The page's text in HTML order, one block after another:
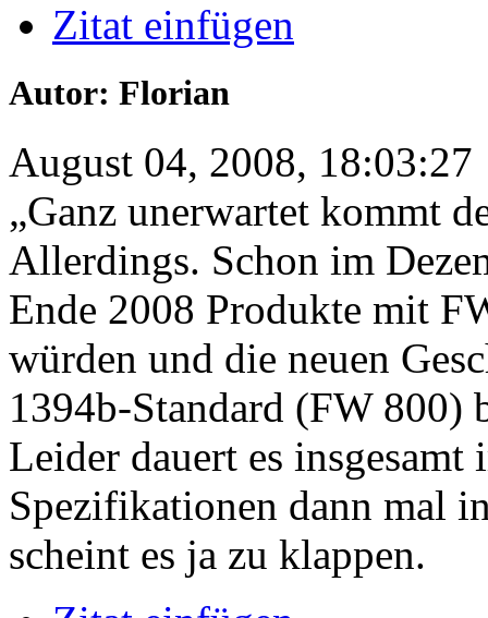
Zitat einfügen
Autor: Florian
August 04, 2008, 18:03:27
„Ganz unerwartet kommt
Allerdings. Schon im
Ende 2008 Produkte mit
würden und die neuen
1394b-Standard (FW 800)
Leider dauert es
Spezifikationen dann mal
scheint es ja zu klappen.